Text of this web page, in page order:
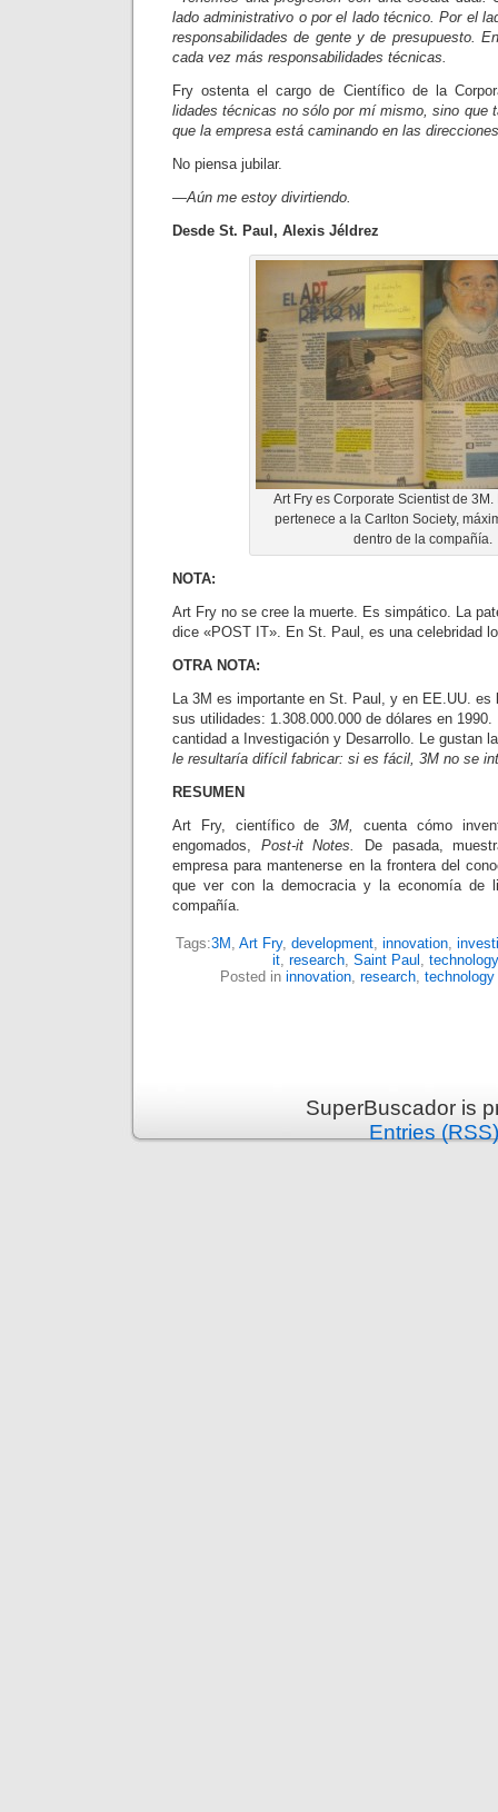
lado administrativo o por el lado técnico. Por el
responsabilidades de gente y de presupuesto.
cada vez más responsabi­lidades técnicas.
Fry ostenta el cargo de Científico de la
lidades técnicas no sólo por mí mismo, sino que
que la empresa está caminando en las
No piensa jubilar.
—Aún me estoy divirtiendo.
Desde St. Paul, Alexis Jéldrez
Art Fry es Corporate Scientist de
pertenece a la Carlton Society,
dentro de la compañía.
NOTA:
Art Fry no se cree la muerte. Es simpático. La
dice «POST IT». En St. Paul, es una celebridad
OTRA NOTA:
La 3M es importante en St. Paul, y en EE.UU. es
sus utilidades: 1.308.000.000 de dólares en 1990.
cantidad a Investigación y Desarrollo. Le gustan
le resultaría difícil fabricar: si es fácil, 3M no se
RESUMEN
Art Fry, científico de 3M,
cuenta cómo
engomados, Post-it Notes.
De pasada,
empresa para mantenerse en la frontera del
que ver con la democracia y la economía de
compañía.
Tags:3M , Art Fry, development, innovation,
it, research, Saint Paul , technology
Posted in innovation, research, technology
SuperBuscador is
Entries (RSS)